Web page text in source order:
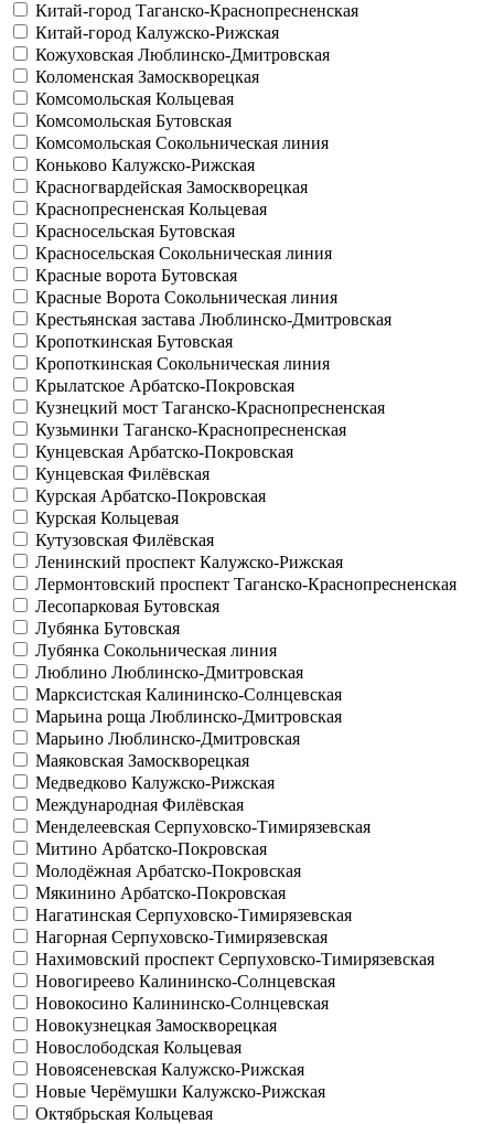
Китай-город Таганско-Краснопресненская
Китай-город Калужско-Рижская
Кожуховская Люблинско-Дмитровская
Коломенская Замоскворецкая
Комсомольская Кольцевая
Комсомольская Бутовская
Комсомольская Сокольническая линия
Коньково Калужско-Рижская
Красногвардейская Замоскворецкая
Краснопресненская Кольцевая
Красносельская Бутовская
Красносельская Сокольническая линия
Красные ворота Бутовская
Красные Ворота Сокольническая линия
Крестьянская застава Люблинско-Дмитровская
Кропоткинская Бутовская
Кропоткинская Сокольническая линия
Крылатское Арбатско-Покровская
Кузнецкий мост Таганско-Краснопресненская
Кузьминки Таганско-Краснопресненская
Кунцевская Арбатско-Покровская
Кунцевская Филёвская
Курская Арбатско-Покровская
Курская Кольцевая
Кутузовская Филёвская
Ленинский проспект Калужско-Рижская
Лермонтовский проспект Таганско-Краснопресненская
Лесопарковая Бутовская
Лубянка Бутовская
Лубянка Сокольническая линия
Люблино Люблинско-Дмитровская
Марксистская Калининско-Солнцевская
Марьина роща Люблинско-Дмитровская
Марьино Люблинско-Дмитровская
Маяковская Замоскворецкая
Медведково Калужско-Рижская
Международная Филёвская
Менделеевская Серпуховско-Тимирязевская
Митино Арбатско-Покровская
Молодёжная Арбатско-Покровская
Мякинино Арбатско-Покровская
Нагатинская Серпуховско-Тимирязевская
Нагорная Серпуховско-Тимирязевская
Нахимовский проспект Серпуховско-Тимирязевская
Новогиреево Калининско-Солнцевская
Новокосино Калининско-Солнцевская
Новокузнецкая Замоскворецкая
Новослободская Кольцевая
Новоясеневская Калужско-Рижская
Новые Черёмушки Калужско-Рижская
Октябрьская Кольцевая